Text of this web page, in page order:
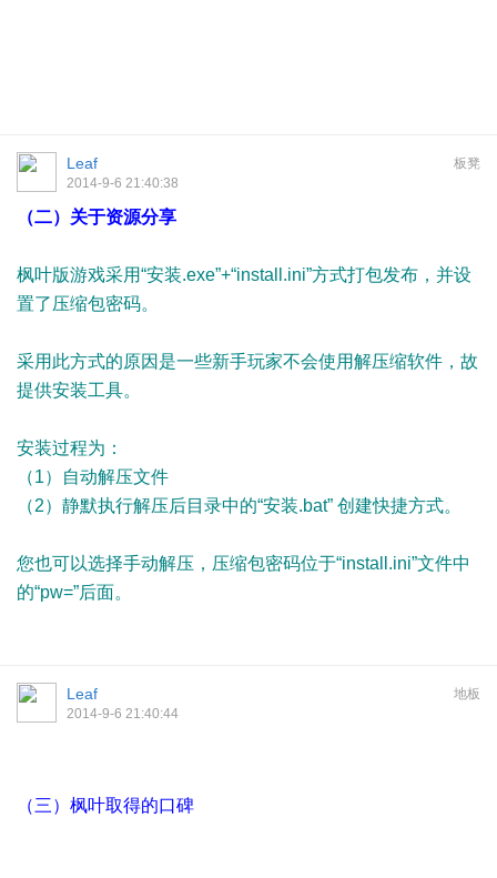
板凳
Leaf
2014-9-6 21:40:38
（二）关于资源分享
枫叶版游戏采用“安装.exe”+“install.ini”方式打包发布，并设
置了压缩包密码。
采用此方式的原因是一些新手玩家不会使用解压缩软件，故
提供安装工具。
安装过程为：
（1）自动解压文件
（2）静默执行解压后目录中的“安装.bat” 创建快捷方式。
您也可以选择手动解压，压缩包密码位于“install.ini”文件中
的“pw=”后面。
地板
Leaf
2014-9-6 21:40:44
（三）枫叶取得的口碑